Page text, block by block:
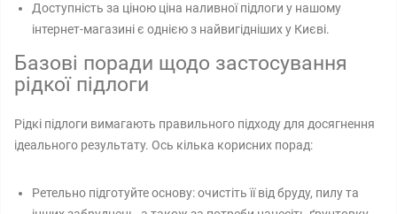
Доступність за ціною ціна наливної підлоги у нашому
інтернет-магазині є однією з найвигідніших у Києві.
Базові поради щодо застосування
рідкої підлоги
Рідкі підлоги вимагають правильного підходу для досягнення
ідеального результату. Ось кілька корисних порад:
Ретельно підготуйте основу: очистіть її від бруду, пилу та